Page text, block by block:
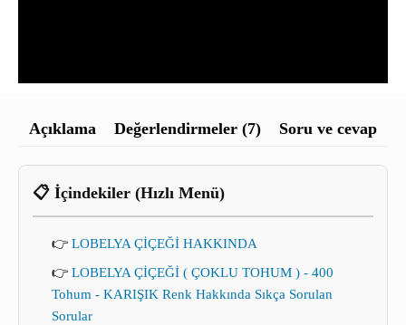
Açıklama Değerlendirmeler (7) Soru ve cevap
📋 İçindekiler (Hızlı Menü)
👉 LOBELYA ÇİÇEĞİ HAKKINDA
👉 LOBELYA ÇİÇEĞİ ( ÇOKLU TOHUM ) - 400
Tohum - KARIŞIK Renk Hakkında Sıkça Sorulan
Sorular